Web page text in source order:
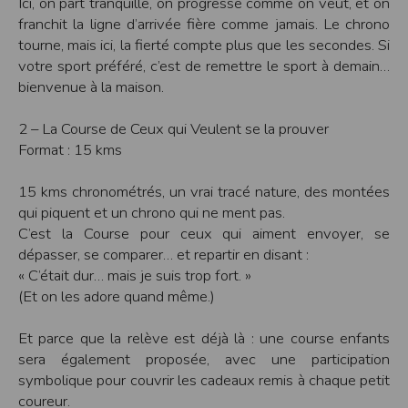
franchit la ligne d’arrivée fière comme jamais. Le chrono
tourne, mais ici, la fierté compte plus que les secondes. Si
votre sport préféré, c’est de remettre le sport à demain…
bienvenue à la maison.
2 – La Course de Ceux qui Veulent se la prouver
Format : 15 kms
15 kms chronométrés, un vrai tracé nature, des montées
qui piquent et un chrono qui ne ment pas.
C’est la Course pour ceux qui aiment envoyer, se
dépasser, se comparer… et repartir en disant :
« C’était dur… mais je suis trop fort. »
(Et on les adore quand même.)
Et parce que la relève est déjà là : une course enfants
sera également proposée, avec une participation
symbolique pour couvrir les cadeaux remis à chaque petit
coureur.
Modification des conditions d’utilisation
L’EDITEUR se réserve la possibilité de modifier, à tout moment et sans préavis,
les présentes conditions d’utilisation afin de les adapter aux évolutions du site
et/ou de son exploitation.
Règles d'usage d'Internet
notamment reconnaît que :
Internet et n’exerce aucun contrôle de quelque forme que ce soit sur la nature et
L’utilisateur reconnaît que les données circulant sur Internet ne sont pas
protégées notamment contre les détournements éventuels. La communication de
toute information jugée par l’utilisateur de nature sensible ou confidentielle se
fait à ses risques et périls.
L’utilisateur reconnaît que les données circulant sur Internet peuvent être
réglementées en termes d’usage ou être protégées par un droit de propriété.
L’utilisateur est seul responsable de l’usage des données qu’il consulte, interroge
et transfère sur Internet.
L’utilisateur reconnaît que l’EDITEUR ne dispose d’aucun moyen de contrôle sur
L'éditeur informe que les utilisateurs du site internet www.timepulse.run
peuvent recevoir des offres des partenaires de l'éditeur
L'éditeur informe que les utilisateurs du site internet www.timepulse.run
peuvent recevoir des offres les invitant à participer à des épreuves inscrites au
calendrier du site.